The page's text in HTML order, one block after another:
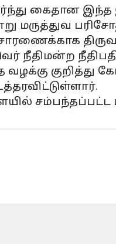
கைதான இந்த
மருத்துவ
நீதிமன்ற
குறித்து
சம்பந்தப்பட்ட